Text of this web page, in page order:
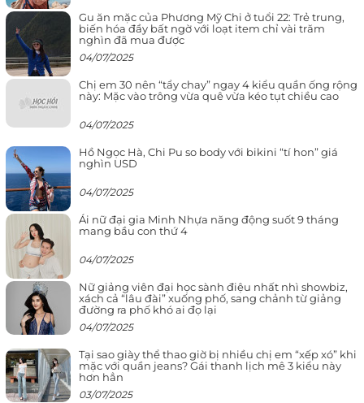
Gu ăn mặc của Phương Mỹ Chi ở tuổi 22: Trẻ trung,
biến hóa đầy bất ngờ với loạt item chỉ vài trăm
nghìn đã mua được
04/07/2025
Chị em 30 nên “tẩy chay” ngay 4 kiểu quần ống rộng
này: Mặc vào trông vừa quê vừa kéo tụt chiều cao
04/07/2025
Hồ Ngọc Hà, Chi Pu so body với bikini “tí hon” giá
nghìn USD
04/07/2025
Ái nữ đại gia Minh Nhựa năng động suốt 9 tháng
mang bầu con thứ 4
04/07/2025
Nữ giảng viên đại học sành điệu nhất nhì showbiz,
xách cả “lâu đài” xuống phố, sang chảnh từ giảng
đường ra phố khó ai đọ lại
04/07/2025
Tại sao giày thể thao giờ bị nhiều chị em “xếp xó” khi
mặc với quần jeans? Gái thanh lịch mê 3 kiểu này
hơn hẳn
03/07/2025